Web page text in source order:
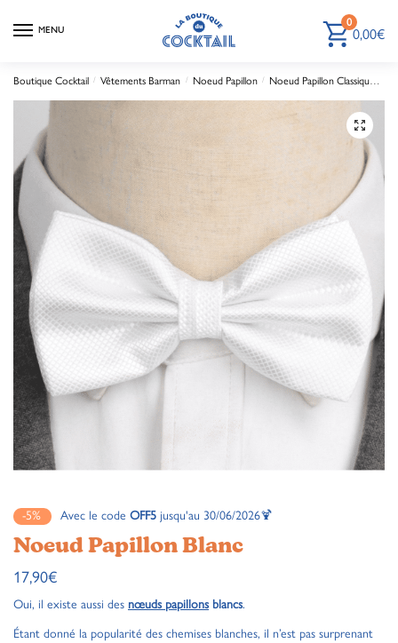
MENU
0
0,00€
Boutique Cocktail / Vêtements Barman / Noeud Papillon / Noeud Papillon Classique
🔍
-5% Avec le code OFF5 jusqu'au 30/06/2026🍹
Noeud Papillon Blanc
17,90€
Oui, il existe aussi des nœuds papillons blancs.
Étant donné la popularité des chemises blanches, il n’est pas surprenant